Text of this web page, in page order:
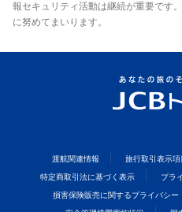
報セキュリティ活動は継続が重要です
に努めてまいります。
渡航関連情報 旅行取引表示項
特定商取引法に基づく表示 プラ
損害保険販売に関するプライバシー